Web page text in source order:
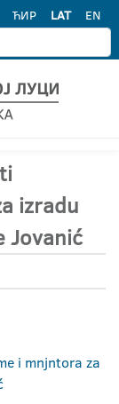
ЋИР LAT EN
izradu
Jovanić
i mnjntora za